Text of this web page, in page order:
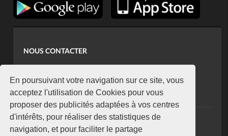
En poursuivant votre navigation sur ce site, vous
acceptez l'utilisation de Cookies pour vous
proposer des publicités adaptées à vos centres
d'intérêts, pour réaliser des statistiques de
navigation, et pour faciliter le partage
NOUS CONTACTER
koaci@yahoo.fr
+225 07 08 85 52 93
NEWSLETTER